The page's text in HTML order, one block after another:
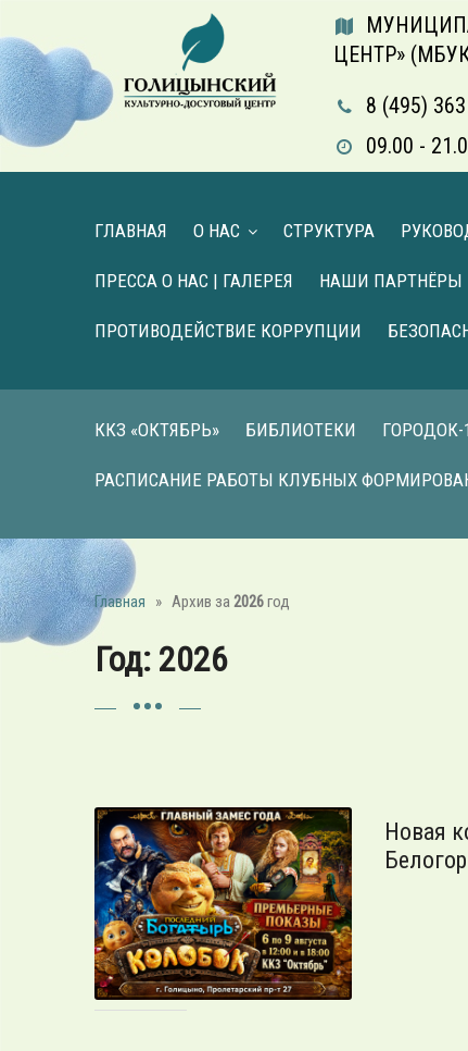
ЦЕНТР»
8 (495)
09.00 -
ГЛАВНАЯ О НАС СТРУКТУРА
ПРЕССА О НАС | ГАЛЕРЕЯ НАШИ ПАРТНЁРЫ
ПРОТИВОДЕЙСТВИЕ КОРРУПЦИИ
ККЗ «ОКТЯБРЬ» БИБЛИОТЕКИ ГОРОДОК-
РАСПИСАНИЕ РАБОТЫ КЛУБНЫХ
Главная » Архив за 2026год
Год: 2026
Новая